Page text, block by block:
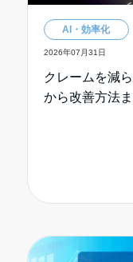
AI・効率化
2026年07月31日
クレームを減
から改善方法